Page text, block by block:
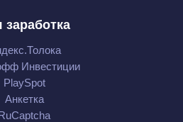
заработка
Инвестиции
PlaySpot
Анкетка